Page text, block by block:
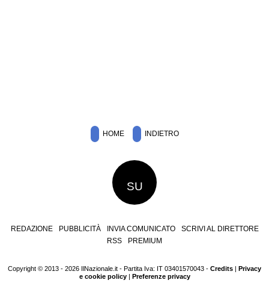
HOME INDIETRO
SU
REDAZIONE PUBBLICITÀ INVIA COMUNICATO
SCRIVI AL DIRETTORE
RSS
PREMIUM
Copyright © 2013 - 2026 IlNazionale.it - Partita Iva: IT 03401570043 - Credits | Privacy
e cookie policy| Preferenze privacy